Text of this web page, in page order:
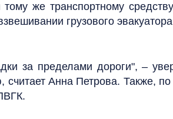
же транспортному
грузового
за пределами дороги", –
Анна Петрова. Также,